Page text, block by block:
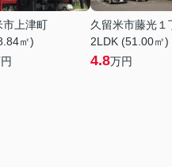
市上津町
㎡)
久留米市藤光１
2LDK (51.00㎡)
4.8万円